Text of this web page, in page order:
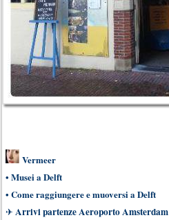
Vermeer
• Musei a Delft
• Come raggiungere e muoversi a Delft
✈ Arrivi partenze Aeroporto Amsterdam